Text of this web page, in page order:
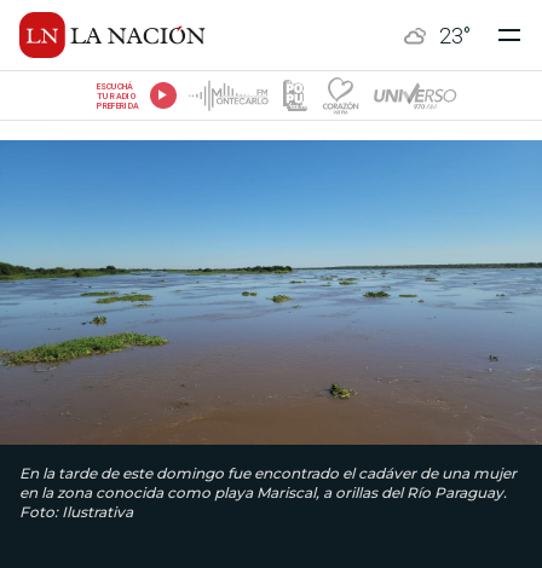
23°
ESCUCHÁ
TU RADIO
PREFERIDA
En la tarde de este domingo fue encontrado el cadáver de una mujer
en la zona conocida como playa Mariscal, a orillas del Río Paraguay.
Foto: Ilustrativa